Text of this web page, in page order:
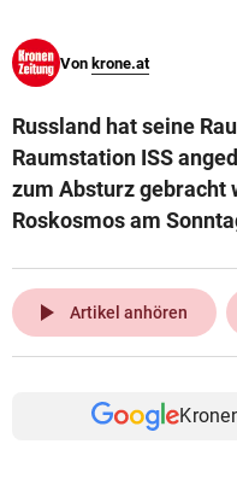
Muthgasse 2, 1190 Wien
Von krone.at
Russland hat seine
Raumstation ISS
zum Absturz gebracht
Roskosmos am
play_arrow Artikel anhören